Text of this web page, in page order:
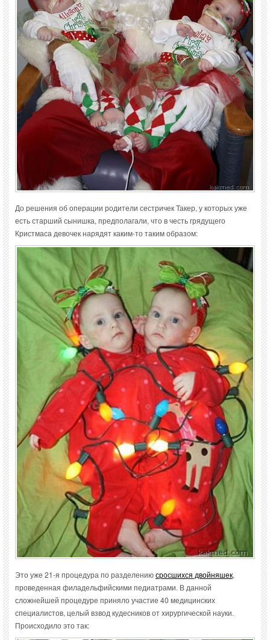
До решения об операции родители сестричек Такер, у которых уже
есть старший сынишка, предполагали, что в честь грядущего
Кристмаса девочек нарядят каким-то таким образом:
Это уже 21-я процедура по разделениюсросшихся двойняшек,
проведенная филадельфийскими педиатрами. В данной
сложнейшей процедуре приняло участие 40 медицинских
специалистов, целый взвод кудесников от хирургической науки.
Происходило это так: